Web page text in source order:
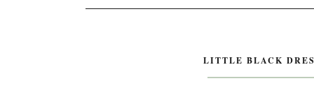
LITTLE BLACK